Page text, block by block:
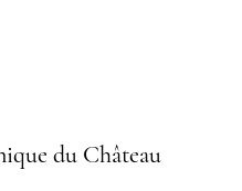
du Château